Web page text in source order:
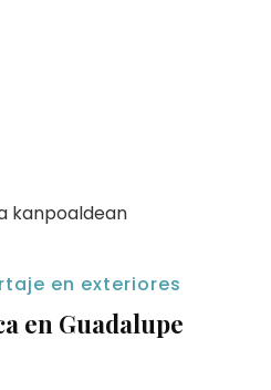
en exteriores
en Guadalupe